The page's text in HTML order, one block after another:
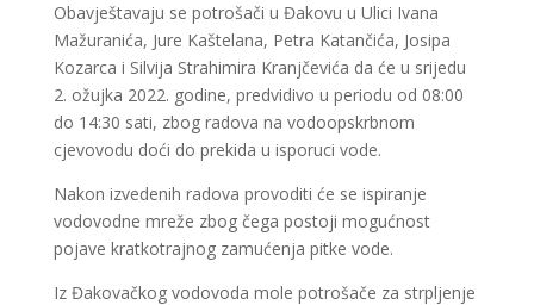
Obavještavaju se potrošači u Đakovu u Ulici Ivana
Mažuranića, Jure Kaštelana, Petra Katančića, Josipa
Kozarca i Silvija Strahimira Kranjčevića da će u srijedu
2. ožujka 2022. godine, predvidivo u periodu od 08:00
do 14:30 sati, zbog radova na vodoopskrbnom
cjevovodu doći do prekida u isporuci vode.
Nakon izvedenih radova provoditi će se ispiranje
vodovodne mreže zbog čega postoji mogućnost
pojave kratkotrajnog zamućenja pitke vode.
Iz Đakovačkog vodovoda mole potrošače za strpljenje